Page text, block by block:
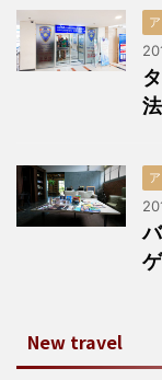
法
New travel